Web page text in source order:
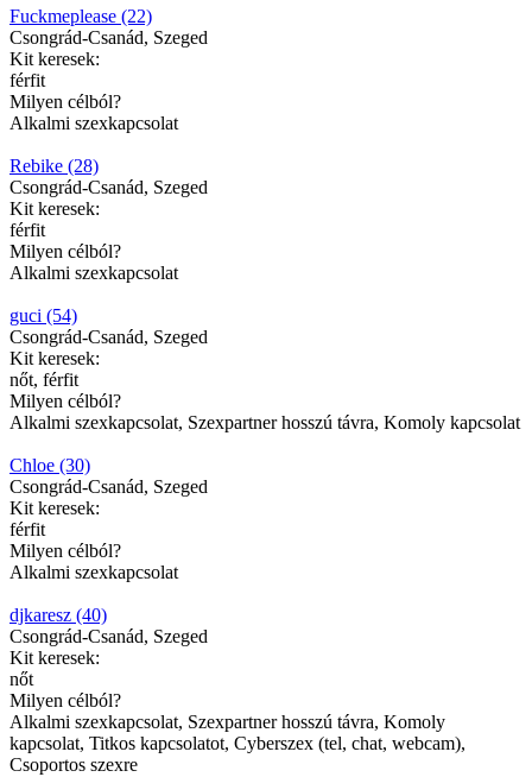
Fuckmeplease (22)
Csongrád-Csanád, Szeged
Kit keresek:
férfit
Milyen célból?
Alkalmi szexkapcsolat
Rebike (28)
Csongrád-Csanád, Szeged
Kit keresek:
férfit
Milyen célból?
Alkalmi szexkapcsolat
guci (54)
Csongrád-Csanád, Szeged
Kit keresek:
nőt, férfit
Milyen célból?
Alkalmi szexkapcsolat, Szexpartner hosszú távra, Komoly kapcsolat
Chloe (30)
Csongrád-Csanád, Szeged
Kit keresek:
férfit
Milyen célból?
Alkalmi szexkapcsolat
djkaresz (40)
Csongrád-Csanád, Szeged
Kit keresek:
nőt
Milyen célból?
Alkalmi szexkapcsolat, Szexpartner hosszú távra, Komoly
kapcsolat, Titkos kapcsolatot, Cyberszex (tel, chat, webcam),
Csoportos szexre